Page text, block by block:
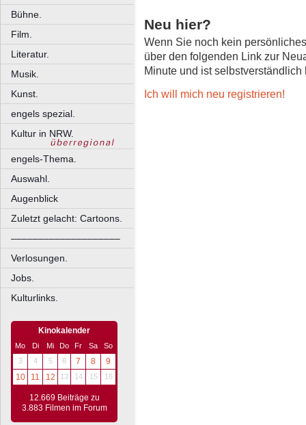
Bühne.
Film.
Literatur.
Musik.
Kunst.
engels spezial.
Kultur in NRW.
engels-Thema.
Auswahl.
Augenblick
Zuletzt gelacht: Cartoons.
––––––––––––––––––––
Verlosungen.
Jobs.
Kulturlinks.
Kinokalender
Mo Di Mi Do Fr Sa
So
3
4 5 6 7 8
9
10
11 12 13 14 15 16
12.669 Beiträge zu
3.883 Filmen im Forum
Neu hier?
Wenn Sie noch kein
über den folgenden Link zur
Minute und ist selbstverständlich
Ich will mich neu registrieren!